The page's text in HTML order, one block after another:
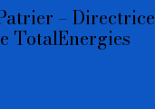
– Directrice
TotalEnergies